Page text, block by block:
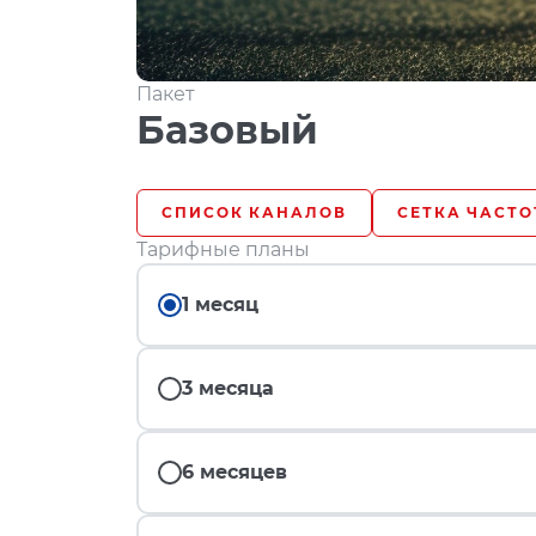
Пакет
Базовый
СПИСОК КАНАЛОВ СЕТКА
Тарифные планы
1 месяц
3 месяца
6 месяцев